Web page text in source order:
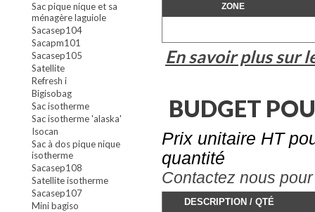
ZONE
En savoir plus sur
BUDGET
Prix unitaire HT
quantité
Contactez nous
DESCRIPTION / QTÉ
Sac pique nique et sa
ménagère laguiole
Sacasep104
Sacapm101
Sacasep105
Satellite
Refresh i
Bigisobag
Sac isotherme
Sac isotherme 'alaska'
Isocan
Sac à dos pique nique
isotherme
Sacasep108
Satellite isotherme
Sacasep107
Mini bagiso